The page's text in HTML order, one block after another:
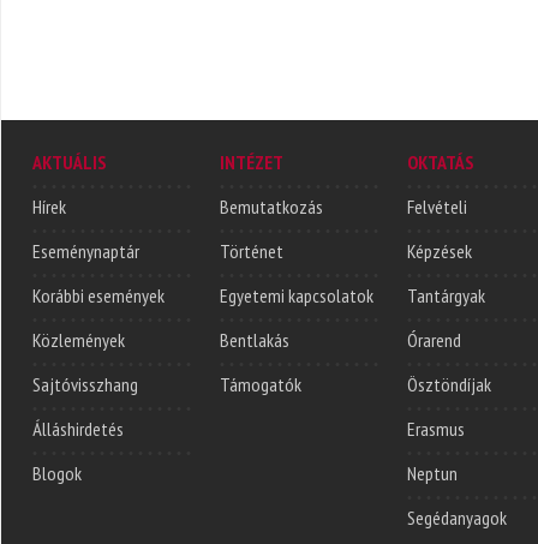
AKTUÁLIS
Hírek
Eseménynaptár
Korábbi események
Közlemények
Sajtóvisszhang
Álláshirdetés
Blogok
INTÉZET
Bemutatkozás
Történet
Egyetemi kapcsolatok
Bentlakás
Támogatók
OKTATÁS
Felvételi
Képzések
Tantárgyak
Órarend
Ösztöndíjak
Erasmus
Neptun
Segédanyagok